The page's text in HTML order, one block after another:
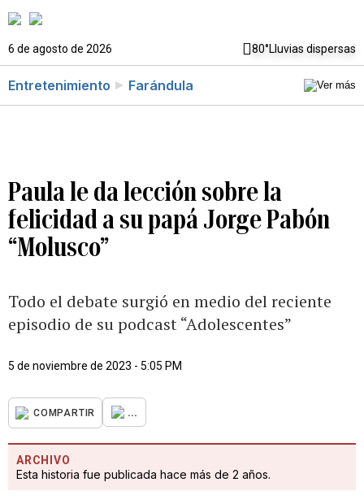
6 de agosto de 2026 80°Lluvias dispersas
Entretenimiento Farándula
Paula le da lección sobre la
felicidad a su papá Jorge Pabón
“Molusco”
Todo el debate surgió en medio del reciente
episodio de su podcast “Adolescentes”
5 de noviembre de 2023 - 5:05 PM
COMPARTIR ...
ARCHIVO
Esta historia fue publicada hace más de 2 años.